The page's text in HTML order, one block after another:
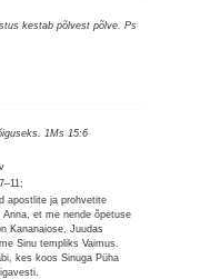
kestab põlvest põlve. Ps
1Ms 15:6
apostlite ja prohvetite
et me nende õpetuse
Kananaiose, Juudas
Sinu templiks Vaimus.
kes koos Sinuga Püha